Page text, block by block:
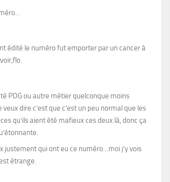
édité le numéro fut emporter par un cancer à
PDG ou autre métier quelconque moins
dire c’est que c’est un peu normal que les
qu’ils aient été mafieux ces deux là, donc ça
justement qui ont eu ce numéro…moi j’y vois
étrange.